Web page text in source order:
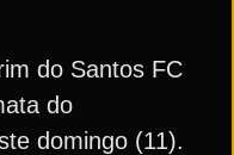
do Santos FC
do
domingo (11).